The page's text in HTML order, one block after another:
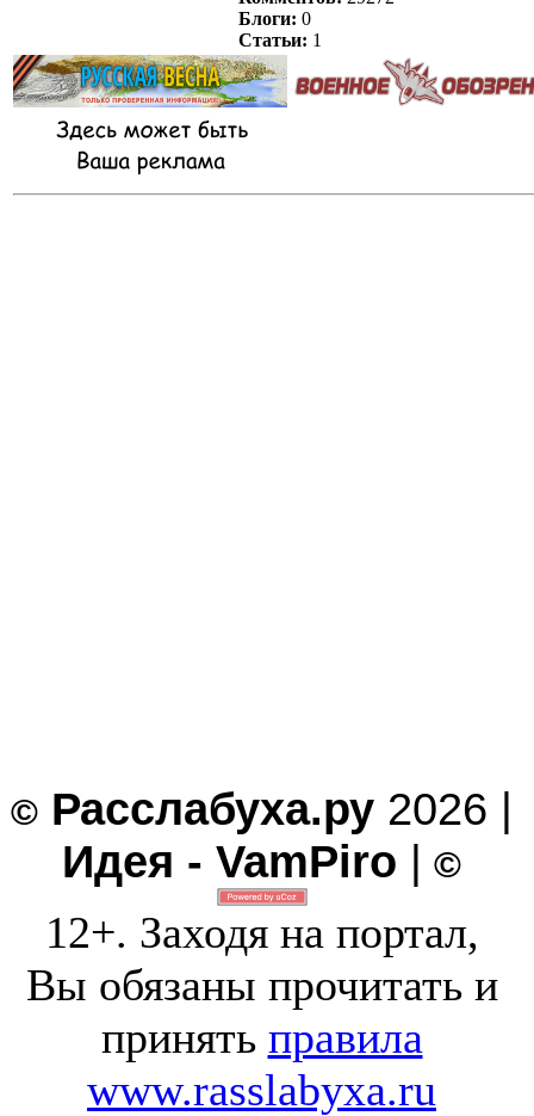
Блоги: 0
Статьи: 1
© Расслабуха.ру 2026 |
Идея - VamPiro | ©
12+. Заходя на портал,
Вы обязаны прочитать и
принять правила
www.rasslabyxa.ru